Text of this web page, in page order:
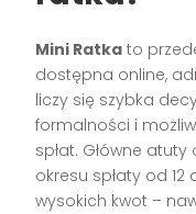
Mini Ratka to
dostępna online,
liczy się szybka
formalności i
spłat. Główne
okresu spłaty od
wysokich kwot –